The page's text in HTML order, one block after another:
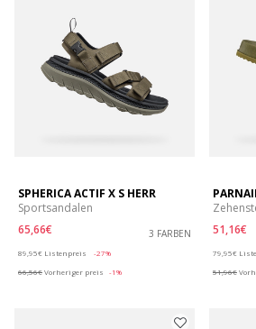
SPHERICA ACTIF X S HERR
Sportsandalen
65,66€
3 FARBEN
89,95€ Listenpreis
-27%
66,56€Vorheriger preis -1%
51,16€
79,95€
51,96€